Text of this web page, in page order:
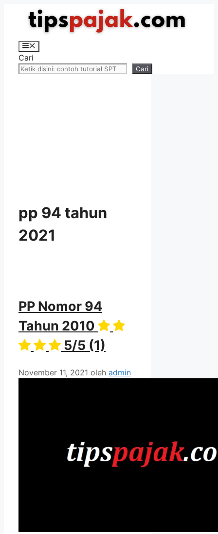
Langsung
Menu
Cari
Cari
pp 94 tahun
2021
PP Nomor 94
Tahun 2010
5/5 (1)
November 11, 2021 oleh admin